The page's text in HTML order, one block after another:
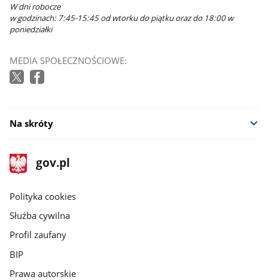
W dni robocze
w godzinach: 7:45-15:45 od wtorku do piątku oraz do 18:00 w
poniedziałki
MEDIA SPOŁECZNOŚCIOWE:
Na skróty
stopka
gov.pl
Strona
gov.pl
gov.pl
Polityka cookies
Służba cywilna
Profil zaufany
BIP
Prawa autorskie